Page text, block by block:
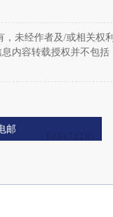
未经作者及/或相关权利
内容转载授权并不包括
邮